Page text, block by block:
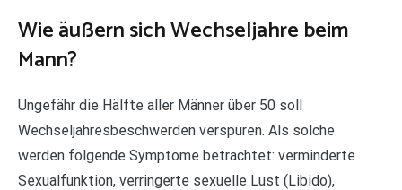
Wie äußern sich Wechseljahre beim
Mann?
Ungefähr die Hälfte aller Männer über 50 soll
Wechseljahresbeschwerden verspüren. Als solche
werden folgende Symptome betrachtet: verminderte
Sexualfunktion, verringerte sexuelle Lust (Libido),